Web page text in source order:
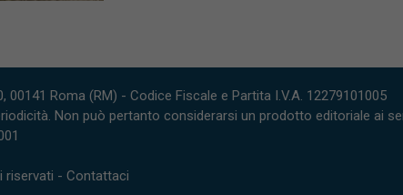
Roma (RM) - Codice Fiscale e Partita I.V.A. 12279101005
Non può pertanto considerarsi un prodotto editoriale ai
riservati - Contattaci